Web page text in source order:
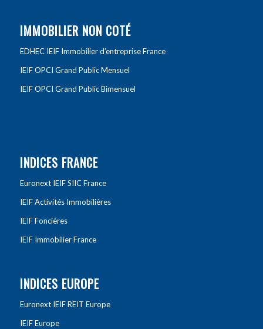
IMMOBILIER NON COTÉ
EDHEC IEIF Immobilier d’entreprise France
IEIF OPCI Grand Public Mensuel
IEIF OPCI Grand Public Bimensuel
INDICES FRANCE
Euronext IEIF SIIC France
IEIF Activités Immobilières
IEIF Foncières
IEIF Immobilier France
INDICES EUROPE
Euronext IEIF REIT Europe
IEIF Europe